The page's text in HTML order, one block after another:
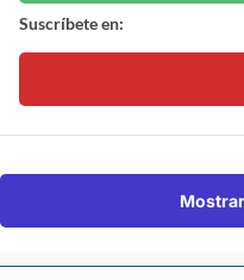
Suscríbete en: